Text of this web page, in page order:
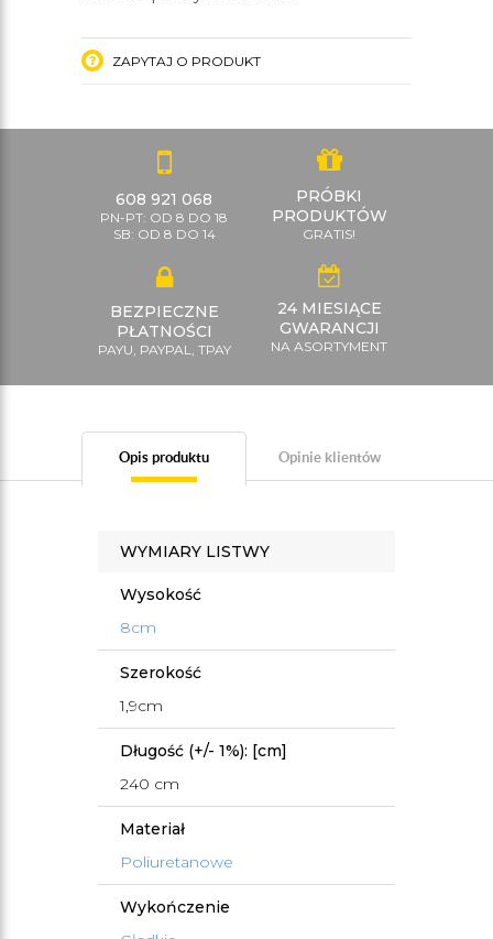
ZAPYTAJ O PRODUKT
608 921 068
PN-PT: OD 8 DO 18
SB: OD 8 DO 14
PRÓBKI
PRODUKTÓW
GRATIS!
BEZPIECZNE
PŁATNOŚCI
PAYU, PAYPAL, TPAY
24 MIESIĄCE
GWARANCJI
NA ASORTYMENT
Opis produktu Opinie klientów
WYMIARY LISTWY
Wysokość
8cm
Szerokość
1,9cm
Długość (+/- 1%): [cm]
240 cm
Materiał
Poliuretanowe
Wykończenie